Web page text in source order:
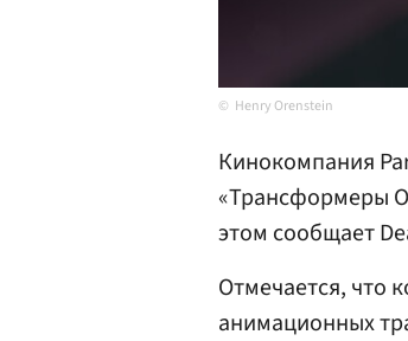
Henry Orenstein
Кинокомпания
«Трансформеры
этом сообщает
Отмечается, что
анимационных